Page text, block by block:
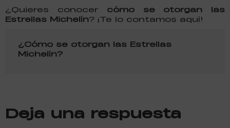
¿Quieres conocer cómo se otorgan las
Estrellas Michelín? ¡Te lo contamos aquí!
¿Cómo se otorgan las Estrellas
Michelín?
Deja una respuesta